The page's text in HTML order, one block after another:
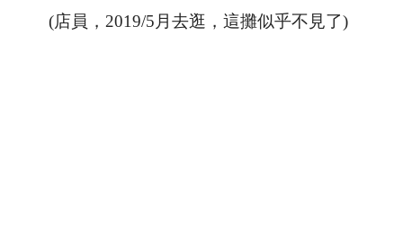
(店員，2019/5月去逛，這攤似乎不見了)